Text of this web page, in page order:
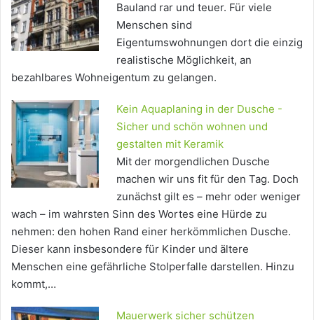
Bauland rar und teuer. Für viele
Menschen sind
Eigentumswohnungen dort die einzig
realistische Möglichkeit, an
bezahlbares Wohneigentum zu gelangen.
Kein Aquaplaning in der Dusche -
Sicher und schön wohnen und
gestalten mit Keramik
Mit der morgendlichen Dusche
machen wir uns fit für den Tag. Doch
zunächst gilt es – mehr oder weniger
wach – im wahrsten Sinn des Wortes eine Hürde zu
nehmen: den hohen Rand einer herkömmlichen Dusche.
Dieser kann insbesondere für Kinder und ältere
Menschen eine gefährliche Stolperfalle darstellen. Hinzu
kommt,…
Mauerwerk sicher schützen